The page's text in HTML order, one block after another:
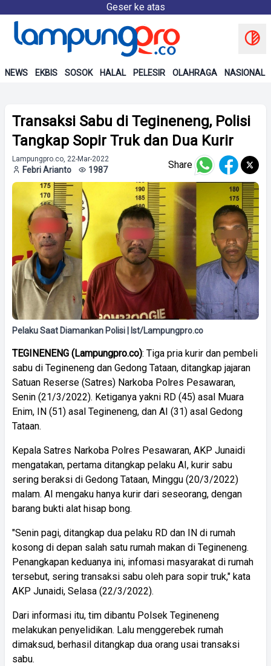
Geser ke atas
NEWS EKBIS SOSOK HALAL PELESIR OLAHRAGA NASIONAL
Transaksi Sabu di Tegineneng, Polisi
Tangkap Sopir Truk dan Dua Kurir
Lampungpro.co, 22-Mar-2022
Febri Arianto 1987 Share
Pelaku Saat Diamankan Polisi | Ist/Lampungpro.co
TEGINENENG (Lampungpro.co): Tiga pria kurir dan pembeli
sabu di Tegineneng dan Gedong Tataan, ditangkap jajaran
Satuan Reserse (Satres) Narkoba Polres Pesawaran,
Senin (21/3/2022). Ketiganya yakni RD (45) asal Muara
Enim, IN (51) asal Tegineneng, dan AI (31) asal Gedong
Tataan.
Kepala Satres Narkoba Polres Pesawaran, AKP Junaidi
mengatakan, pertama ditangkap pelaku AI, kurir sabu
sering beraksi di Gedong Tataan, Minggu (20/3/2022)
malam. AI mengaku hanya kurir dari seseorang, dengan
barang bukti alat hisap bong.
"Senin pagi, ditangkap dua pelaku RD dan IN di rumah
kosong di depan salah satu rumah makan di Tegineneng.
Penangkapan keduanya ini, infomasi masyarakat di rumah
tersebut, sering transaksi sabu oleh para sopir truk," kata
AKP Junaidi, Selasa (22/3/2022).
Dari informasi itu, tim dibantu Polsek Tegineneng
melakukan penyelidikan. Lalu menggerebek rumah
dimaksud, berhasil ditangkap dua orang usai transaksi
sabu.